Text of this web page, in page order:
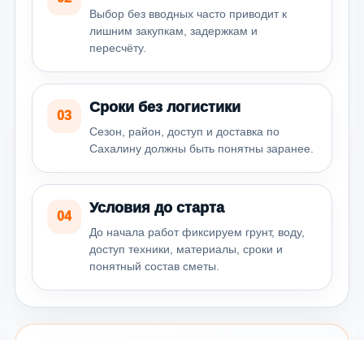
Выбор без вводных часто приводит к
лишним закупкам, задержкам и
пересчёту.
03
Сроки без логистики
Сезон, район, доступ и доставка по
Сахалину должны быть понятны заранее.
04
Условия до старта
До начала работ фиксируем грунт, воду,
доступ техники, материалы, сроки и
понятный состав сметы.